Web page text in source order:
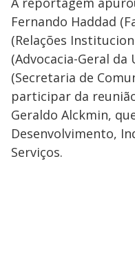
Fernando Haddad
(Relações
(Advocacia-Geral da
(Secretaria de
participar da
Geraldo Alckmin,
Desenvolvimento,
Serviços.